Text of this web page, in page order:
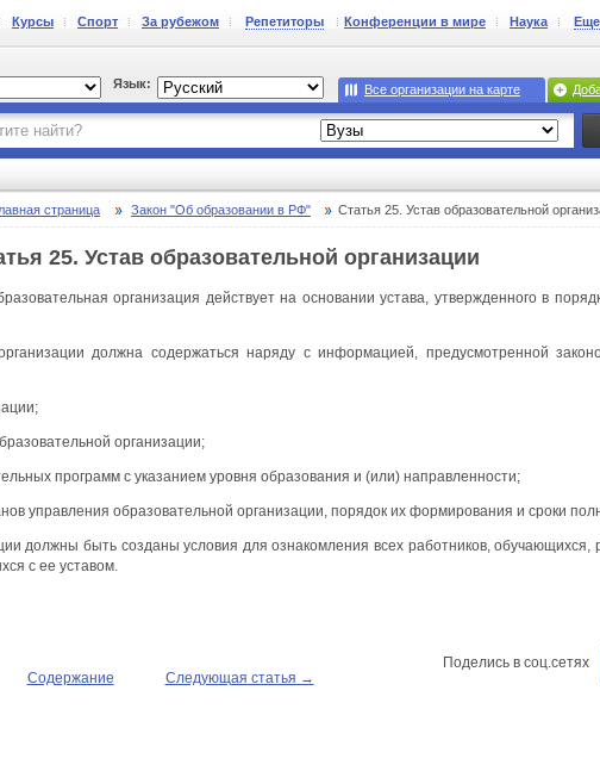
Курсы Спорт За рубежом Репетиторы Конференции в мире Наука Еще
Все организации на карте
Язык:
страница Закон "Об образовании в РФ" Статья 25. Устав образовательной
25. Устав образовательной организации
организация действует на основании устава, утвержденного в
должна содержаться наряду с информацией, предусмотренной
организации;
программ с указанием уровня образования и (или) направленности;
управления образовательной организации, порядок их формирования и сроки
должны быть созданы условия для ознакомления всех работников, обучающихся,
с ее уставом.
Поделись в соц.сетях
Содержание Следующая статья →